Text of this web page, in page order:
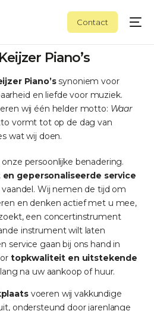
Contact
Piano’s
Piano’ssynoniem voor
en liefde voor muziek.
wij één helder motto: Waar
vormt tot op de dag van
wat wij doen.
persoonlijke benadering.
gepersonaliseerde service
Wij nemen de tijd om
en denken actief met u mee,
een concertinstrument
instrument wilt laten
service gaan bij ons hand in
topkwaliteit en uitstekende
na uw aankoop of huur.
voeren wij vakkundige
ondersteund door jarenlange